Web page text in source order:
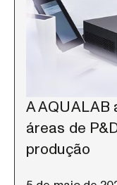
A AQUALAB
áreas de
produção